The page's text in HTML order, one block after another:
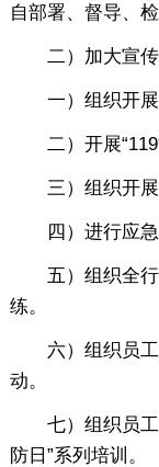
自部署、督导、检
二）加大宣传
一）组织开展
二）开展“119
三）组织开展
四）进行应急
五）组织全行
练。
六）组织员工
动。
七）组织员工
防日”系列培训。